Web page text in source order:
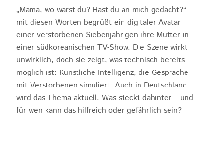
„Mama, wo warst du? Hast du an mich gedacht?“ –
mit diesen Worten begrüßt ein digitaler Avatar
einer verstorbenen Siebenjährigen ihre Mutter in
einer südkoreanischen TV-Show. Die Szene wirkt
unwirklich, doch sie zeigt, was technisch bereits
möglich ist: Künstliche Intelligenz, die Gespräche
mit Verstorbenen simuliert. Auch in Deutschland
wird das Thema aktuell. Was steckt dahinter – und
für wen kann das hilfreich oder gefährlich sein?